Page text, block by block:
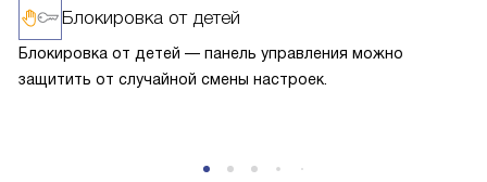
следующий эффект: быстрое запекание пор при
обжаривании и выпекании, сохранение сока, витаминов
и аромата. Благодаря эффективному использования жара
достаточно разогреть духовку на 160-190 градусов, что
Блокировка от детей
Блокировка от детей — панель управления можно
защитить от случайной смены настроек.